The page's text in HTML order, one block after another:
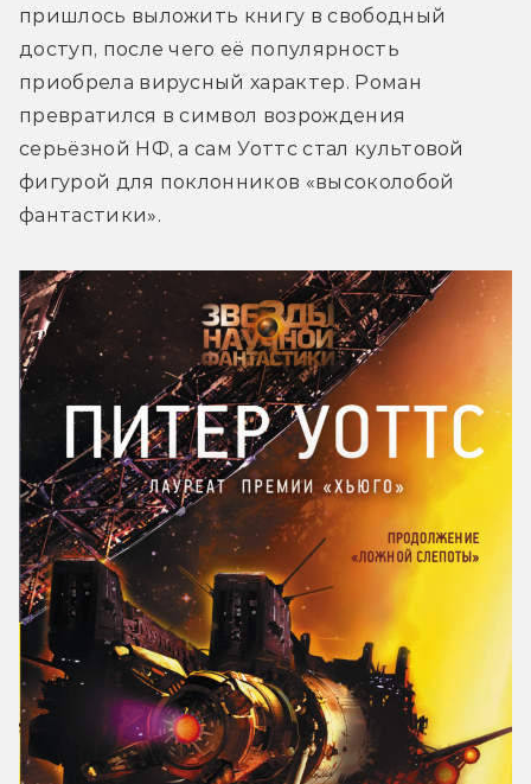
пришлось выложить книгу в свободный
доступ, после чего её популярность
приобрела вирусный характер. Роман
превратился в символ возрождения
серьёзной НФ, а сам Уоттс стал культовой
фигурой для поклонников «высоколобой
фантастики».